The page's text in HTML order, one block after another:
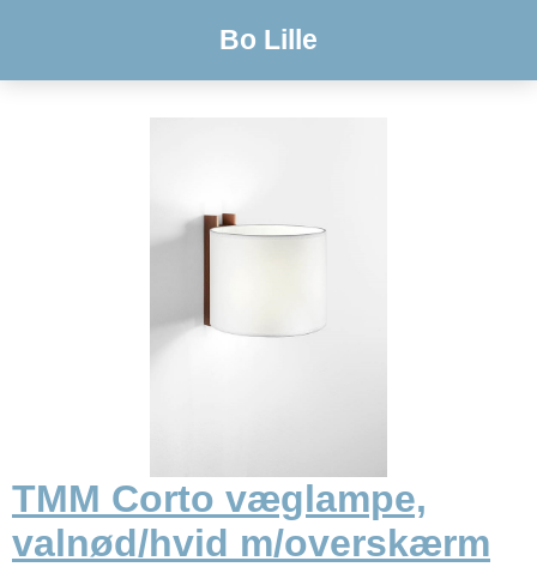
Bo Lille
TMM Corto væglampe,
valnød/hvid m/overskærm